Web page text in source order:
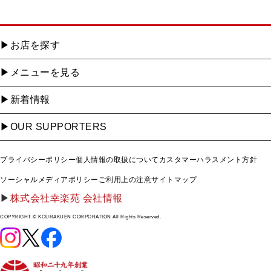
お店を探す
メニューを見る
新着情報
OUR SUPPORTERS
プライバシーポリシー個人情報の取扱について カスタマーハラスメント方針
ソーシャルメディアポリシー ご利用上の注意サイトマップ
株式会社幸楽苑 会社情報
COPYRIGHT © KOURAKUEN CORPORATION All Rights Reserved.